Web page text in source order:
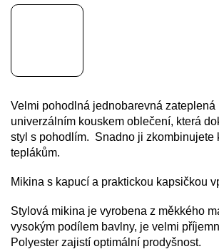
Velmi pohodlná jednobarevná zateplená
univerzálním kouskem oblečení, která
styl s pohodlím. Snadno ji zkombinujete
teplákům.
Mikina s kapucí a praktickou kapsičkou
Stylová mikina je vyrobena z měkkého
vysokým podílem bavlny, je velmi
Polyester zajistí optimální prodyšnost.